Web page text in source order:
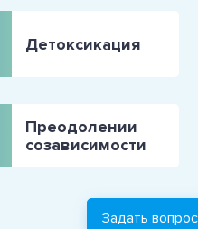
Детоксикация
Преодолении
созависимости
Задать